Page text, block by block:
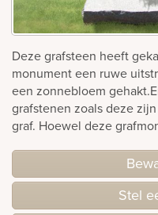
Bekijk
ook:
Deze grafsteen heeft
monument een ruwe
een zonnebloem
grafstenen zoals deze
graf. Hoewel deze
Stel